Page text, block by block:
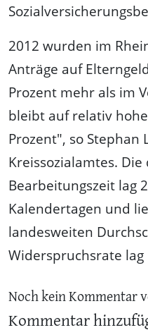
2012 wurden im
Anträge auf
Prozent mehr als im
bleibt auf relativ
Prozent", so Stephan
Kreissozialamtes.
Bearbeitungszeit lag
Kalendertagen und
landesweiten
Widerspruchsrate lag
Noch kein Kommentar
Kommentar